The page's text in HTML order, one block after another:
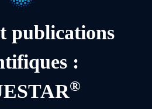
publications
:
®